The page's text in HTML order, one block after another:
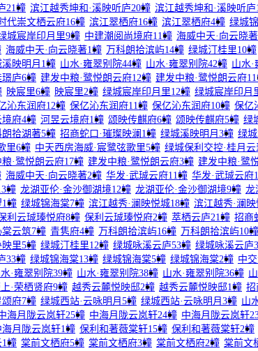
21幢 滨江越秀坤和·溪映听庐20幢 滨江越秀坤和·溪映听庐
代崇文栖云府16幢 滨江翠栖府16幢 滨江翠栖府4幢 绿城
城宸岸印月里9幢 中建潮阅尚境府11幢 海威中天·向云晓
海威中天·向云晓著1幢 万科朗拾滨屿14幢 绿城汀桂里10幢
溪映明月1幢 山水·雍翠别院44幢 山水·雍翠别院42幢 山水
庐6幢 建发中粮·鹭悦朗云府12幢 建发中粮·鹭悦朗云府
映宸里6幢 映宸里2幢 绿城宸岸印月里12幢 绿城宸岸印月
沁东润府12幢 保亿沁东润府11幢 保亿沁东润府10幢 保亿
府4幢 河昱云境府1幢 颂映传麒府6幢 颂映传麒府5幢 绿
朗拾湖著5幢 招商蛇口·璀璨映澜1幢 绿城溪映明月3幢 绿
里6幢 中天西房海威·宸鹭弦歌里5幢 绿城保利交控·桂月
·鹭悦朗云府17幢 建发中粮·鹭悦朗云府3幢 建发中粮·鹭
海威中天·向云晓著2幢 华发·武珹云府11幢 华发·武珹云府
幢 龙湖亚伦·金沙御湖境12幢 龙湖亚伦·金沙御湖境9幢 龙
幢 绿城锦海棠7幢 滨江越秀·澜映悦城18幢 滨江越秀·澜
利云珹瑧悦府8幢 保利云珹瑧悦府2幢 萃栖云庐21幢 招商
棠云筑7幢 青隽府4幢 万科朗拾滨屿16幢 万科朗拾滨屿10幢
里5幢 绿城汀桂里12幢 绿城咏溪云庐53幢 绿城咏溪云庐
33幢 绿城锦海棠13幢 绿城锦海棠5幢 绿城锦海棠2幢 中
·雍翠别院39幢 山水·雍翠别院38幢 山水·雍翠别院36幢
·荣栖贤府9幢 越秀云麓悦映邸2幢 越秀云麓悦映邸1幢 招
府7幢 绿城西站·云咏明月5幢 绿城西站·云咏明月3幢 山
海月陇云岚轩25幢 中海月陇云岚轩24幢 中海月陇云岚轩
海月陇云岚轩1幢 保利和著薇棠轩15幢 保利和著薇棠轩2幢
1幢 棠前文栖府5幢 棠前文栖府3幢 棠前文栖府2幢 棠前文